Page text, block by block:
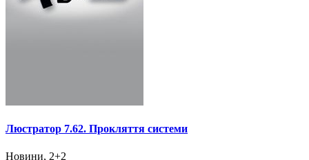
Люстратор 7.62. Прокляття системи
Новини, 2+2